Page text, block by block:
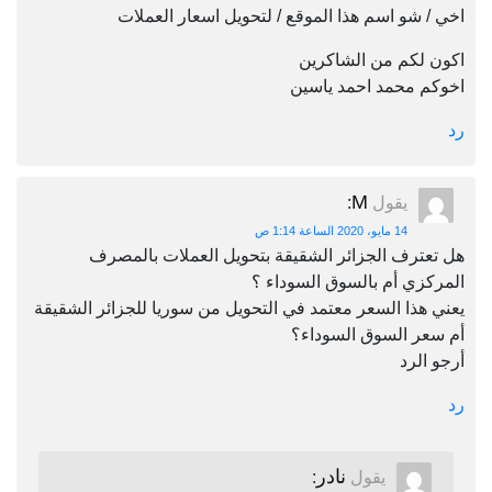
اخي / شو اسم هذا الموقع / لتحويل اسعار العملات
اكون لكم من الشاكرين
اخوكم محمد احمد ياسين
رد
يقول M
:
14 مايو، 2020 الساعة 1:14 ص
هل تعترف الجزائر الشقيقة بتحويل العملات بالمصرف
المركزي أم بالسوق السوداء ؟
يعني هذا السعر معتمد في التحويل من سوريا للجزائر الشقيقة
أم سعر السوق السوداء؟
أرجو الرد
رد
يقول نادر :